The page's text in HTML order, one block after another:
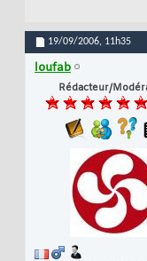
19/09/2006, 11h35
loufab
Rédacteur/